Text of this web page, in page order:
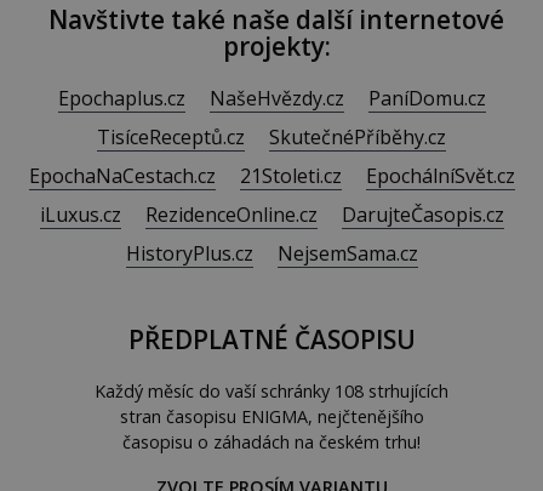
Navštivte také naše další internetové
projekty:
Epochaplus.cz NašeHvězdy.cz
PaníDomu.cz
TisíceReceptů.cz
SkutečnéPříběhy.cz
EpochaNaCestach.cz
21Stoleti.cz
EpochálníSvět.cz
iLuxus.cz
RezidenceOnline.cz
DarujteČasopis.cz
HistoryPlus.cz
NejsemSama.cz
PŘEDPLATNÉ ČASOPISU
Každý měsíc do vaší schránky 108 strhujících
stran časopisu ENIGMA, nejčtenějšího
časopisu o záhadách na českém trhu!